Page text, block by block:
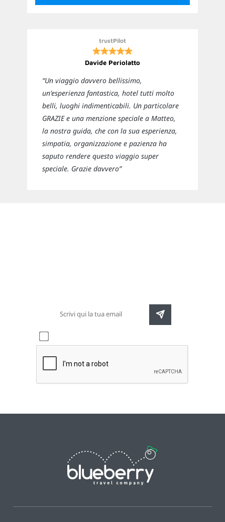
trustPilot
Davide Periolatto
“Un viaggio davvero bellissimo,
un'esperienza fantastica, hotel tutti molto
belli, luoghi indimenticabili. Un particolare
GRAZIE e una menzione speciale a Matteo,
la nostra guida, che con la sua esperienza,
simpatia, organizzazione e pazienza ha
saputo rendere questo viaggio super
speciale. Grazie davvero”